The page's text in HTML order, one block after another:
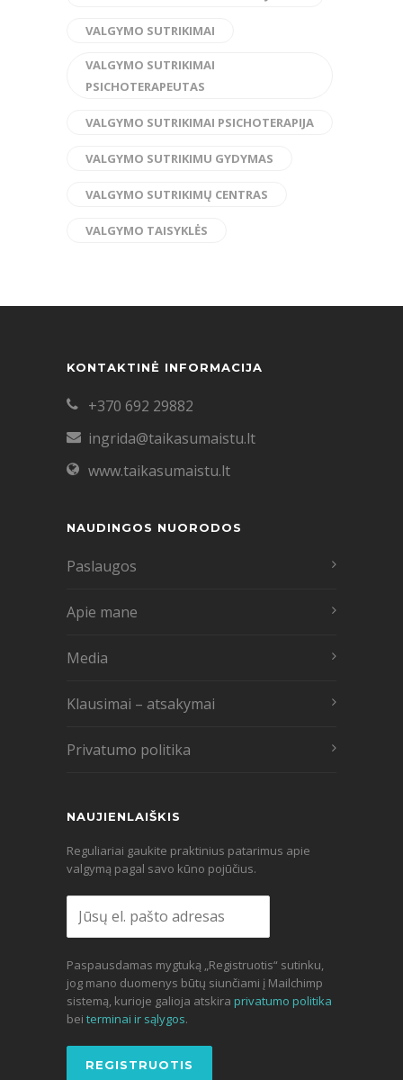
VALGYMO SUTRIKIMAI
VALGYMO SUTRIKIMAI
PSICHOTERAPEUTAS
VALGYMO SUTRIKIMAI PSICHOTERAPIJA
VALGYMO SUTRIKIMU GYDYMAS
VALGYMO SUTRIKIMŲ CENTRAS
VALGYMO TAISYKLĖS
KONTAKTINĖ INFORMACIJA
+370 692 29882
ingrida@taikasumaistu.lt
www.taikasumaistu.lt
NAUDINGOS NUORODOS
Paslaugos
Apie mane
Media
Klausimai – atsakymai
Privatumo politika
NAUJIENLAIŠKIS
Reguliariai gaukite praktinius patarimus apie
valgymą pagal savo kūno pojūčius.
Paspausdamas mygtuką „Registruotis“ sutinku,
jog mano duomenys būtų siunčiami į Mailchimp
sistemą, kurioje galioja atskira privatumo politika
bei terminai ir sąlygos.